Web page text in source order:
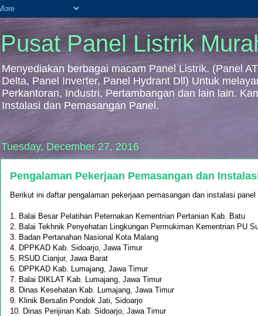
Pusat Panel Listrik
Menyediakan berbagai macam Panel Listrik. (Panel
Delta, Panel Inverter, Panel Hydrant Dll) Untuk
Perkantoran, Industri, Pertambangan dan lain lain.
Instalasi dan Pemasangan Panel.
Tuesday, December 27, 2016
Pengalaman Pekerjaan Pemasangan dan
Berikut ini daftar pengalaman pekerjaan pemasangan dan instalasi
1. Balai Besar Pelatihan Peternakan Kementrian Pertanian Kab. Batu
2. Balai Tekhnik Penyehatan Lingkungan Permukiman Kementrian PU
3. Badan Pertanahan Nasional Kota Malang
4. DPPKAD Kab. Sidoarjo, Jawa Timur
5. RSUD Cianjur, Jawa Barat
6. DPPKAD Kab. Lumajang, Jawa Timur
7. Balai DIKLAT Kab. Lumajang, Jawa Timur
8. Dinas Kesehatan Kab. Lumajang, Jawa Timur
9. Klinik Bersalin Pondok Jati, Sidoarjo
10. Dinas Perijinan Kab. Sidoarjo, Jawa Timur